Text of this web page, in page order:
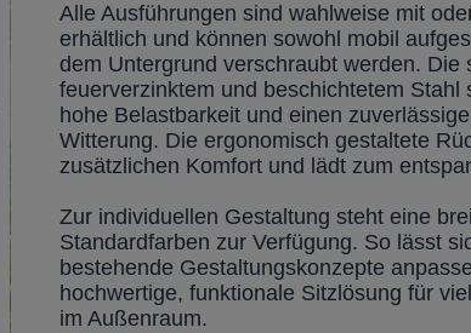
Alle Ausführungen sind wahlweise mit
erhältlich und können sowohl mobil
dem Untergrund verschraubt werden. Die
feuerverzinktem und beschichtetem Stahl
hohe Belastbarkeit und einen
Witterung. Die ergonomisch gestaltete
zusätzlichen Komfort und lädt zum
Zur individuellen Gestaltung steht eine
Standardfarben zur Verfügung. So lässt
bestehende Gestaltungskonzepte
hochwertige, funktionale Sitzlösung für
im Außenraum.